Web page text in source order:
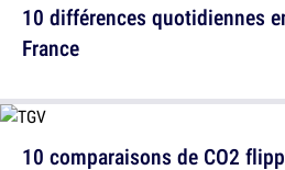
10 comparaisons de CO2
10 différences quotidiennes
France